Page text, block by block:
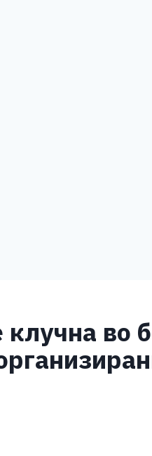
во